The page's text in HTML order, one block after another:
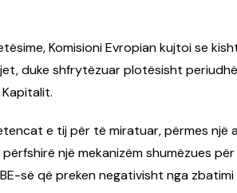
Komisioni Evropian kujtoi se
duke shfrytëzuar plotësisht
e tij për të miratuar, përmes
një mekanizëm shumëzues
së që preken negativisht nga zbatimi